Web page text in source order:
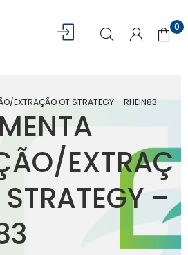
0
EXTRAÇ
–
EXTRAÇÃO OT STRATEGY – RHEIN83